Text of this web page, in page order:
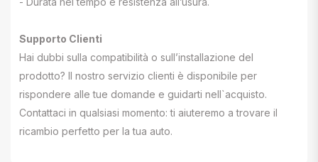
Supporto Clienti
Hai dubbi sulla compatibilità o sull’installazione del
prodotto? Il nostro servizio clienti è disponibile per
rispondere alle tue domande e guidarti nell`acquisto.
Contattaci in qualsiasi momento: ti aiuteremo a trovare il
ricambio perfetto per la tua auto.